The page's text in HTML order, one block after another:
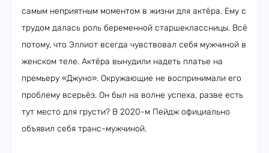
самым неприятным моментом в жизни для актёра. Ему с
трудом далась роль беременной старшеклассницы. Всё
потому, что Эллиот всегда чувствовал себя мужчиной в
женском теле. Актёра вынудили надеть платье на
премьеру «Джуно». Окружающие не воспринимали его
проблему всерьёз. Он был на волне успеха, разве есть
тут место для грусти? В 2020-м Пейдж официально
объявил себя транс-мужчиной.